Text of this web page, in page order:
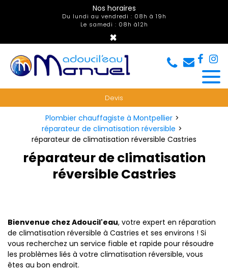
Nos horaires
Du lundi au vendredi : 08h à 19h
Le samedi : 08h à12h
×
Devis
Plombier chauffagiste à Montpellier
réparateur de climatisation réversible
réparateur de climatisation réversible Castries
réparateur de climatisation
réversible Castries
Bienvenue chez Adoucil'eau, votre expert en réparation
de climatisation réversible à Castries et ses environs ! Si
vous recherchez un service fiable et rapide pour résoudre
les problèmes liés à votre climatisation réversible, vous
êtes au bon endroit.
Panneau de gestion des cookies